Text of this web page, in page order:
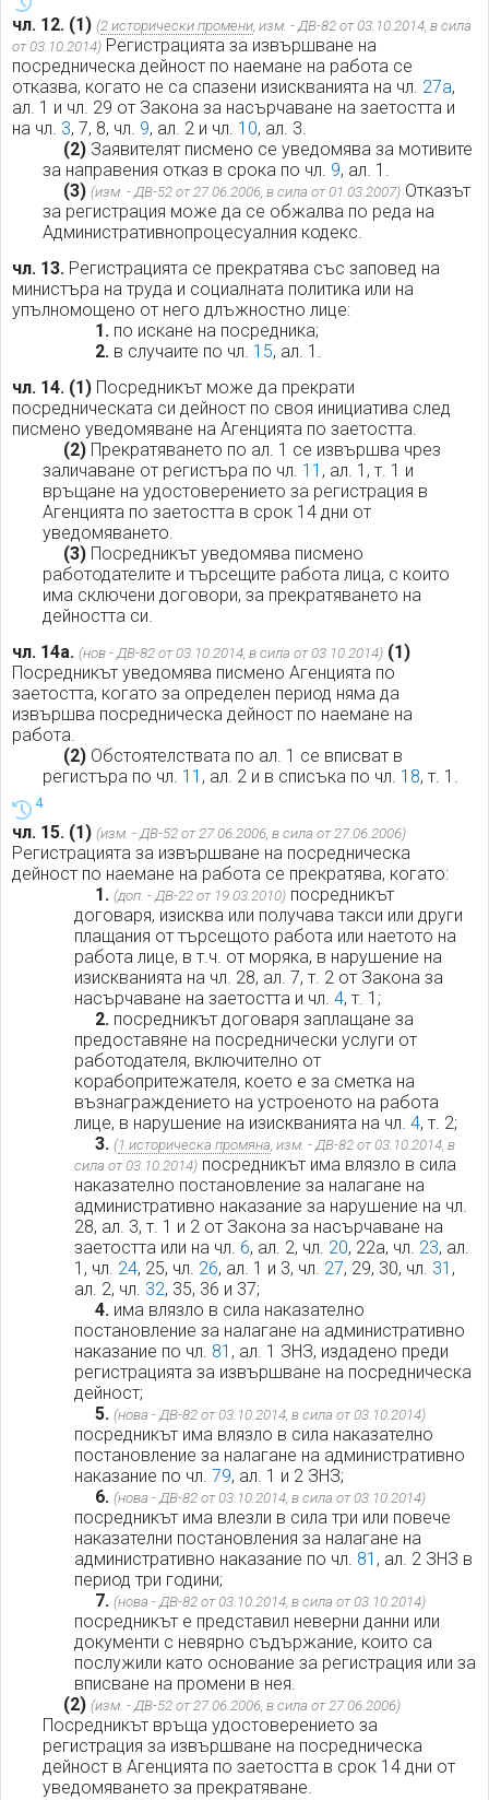
чл. 12. (1) (2 исторически промени, изм. - ДВ-82 от 03.10.2014, в сила
от 03.10.2014) Регистрацията за извършване на
посредническа дейност по наемане на работа се
отказва, когато не са спазени изискванията на чл. 27а,
ал. 1 и чл. 29 от Закона за насърчаване на заетостта и
на чл. 3, 7, 8, чл. 9, ал. 2 и чл. 10, ал. 3.
(2) Заявителят писмено се уведомява за мотивите
за направения отказ в срока по чл. 9, ал. 1.
(3) (изм. - ДВ-52 от 27.06.2006, в сила от 01.03.2007) Отказът
за регистрация може да се обжалва по реда на
Административнопроцесуалния кодекс.
чл. 13. Регистрацията се прекратява със заповед на
министъра на труда и социалната политика или на
упълномощено от него длъжностно лице:
1.по искане на посредника;
2.в случаите по чл. 15, ал. 1.
чл. 14. (1) Посредникът може да прекрати
посредническата си дейност по своя инициатива след
писмено уведомяване на Агенцията по заетостта.
(2) Прекратяването по ал. 1 се извършва чрез
заличаване от регистъра по чл. 11 , ал. 1, т. 1 и
връщане на удостоверението за регистрация в
Агенцията по заетостта в срок 14 дни от
уведомяването.
(3) Посредникът уведомява писмено
работодателите и търсещите работа лица, с които
има сключени договори, за прекратяването на
дейността си.
чл. 14а. (нов - ДВ-82 от 03.10.2014, в сила от 03.10.2014) (1)
Посредникът уведомява писмено Агенцията по
заетостта, когато за определен период няма да
извършва посредническа дейност по наемане на
работа.
(2) Обстоятелствата по ал. 1 се вписват в
регистъра по чл. 11 , ал. 2 и в списъка по чл. 18, т. 1.
4
чл. 15. (1) (изм. - ДВ-52 от 27.06.2006, в сила от 27.06.2006)
Регистрацията за извършване на посредническа
дейност по наемане на работа се прекратява, когато:
1. (доп. - ДВ-22 от 19.03.2010)посредникът
договаря, изисква или получава такси или други
плащания от търсещото работа или наетото на
работа лице, в т.ч. от моряка, в нарушение на
изискванията на чл. 28, ал. 7, т. 2 от Закона за
насърчаване на заетостта и чл. 4, т. 1;
2.посредникът договаря заплащане за
предоставяне на посреднически услуги от
работодателя, включително от
корабопритежателя, което е за сметка на
възнаграждението на устроеното на работа
лице, в нарушение на изискванията на чл. 4, т. 2;
3. (1 историческа промяна, изм. - ДВ-82 от 03.10.2014, в
сила от 03.10.2014)посредникът има влязло в сила
наказателно постановление за налагане на
административно наказание за нарушение на чл.
28, ал. 3, т. 1 и 2 от Закона за насърчаване на
заетостта или на чл. 6, ал. 2, чл. 20, 22а, чл. 23, ал.
1, чл. 24, 25, чл. 26, ал. 1 и 3, чл. 27, 29, 30, чл. 31 ,
ал. 2, чл. 32, 35, 36 и 37;
4.има влязло в сила наказателно
постановление за налагане на административно
наказание по чл. 81 , ал. 1 ЗНЗ, издадено преди
регистрацията за извършване на посредническа
дейност;
5. (нова - ДВ-82 от 03.10.2014, в сила от 03.10.2014)
посредникът има влязло в сила наказателно
постановление за налагане на административно
наказание по чл. 79, ал. 1 и 2 ЗНЗ;
6. (нова - ДВ-82 от 03.10.2014, в сила от 03.10.2014)
посредникът има влезли в сила три или повече
наказателни постановления за налагане на
административно наказание по чл. 81 , ал. 2 ЗНЗ в
период три години;
7. (нова - ДВ-82 от 03.10.2014, в сила от 03.10.2014)
посредникът е представил неверни данни или
документи с невярно съдържание, които са
послужили като основание за регистрация или за
вписване на промени в нея.
(2) (изм. - ДВ-52 от 27.06.2006, в сила от 27.06.2006)
Посредникът връща удостоверението за
регистрация за извършване на посредническа
дейност в Агенцията по заетостта в срок 14 дни от
уведомяването за прекратяване.